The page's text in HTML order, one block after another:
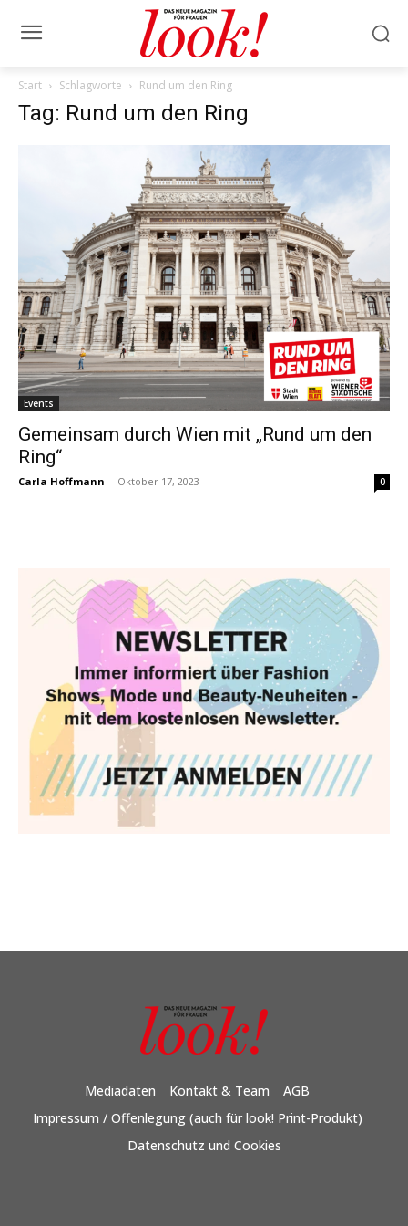
Start Schlagworte Rund um den Ring
Tag: Rund um den Ring
Events
Gemeinsam durch Wien mit „Rund um den
Ring“
Carla Hoffmann - Oktober 17, 2023 0
Mediadaten Kontakt & Team
AGB
Impressum / Offenlegung (auch für look! Print-Produkt)
Datenschutz und Cookies